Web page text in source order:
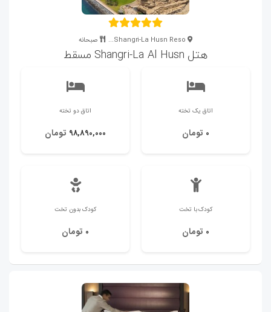
صبحانه
هتل Shangri-La Al Husn مسقط
اتاق یک تخته
0 تومان
اتاق دو تخته
98,890,000 تومان
کودک با تخت
0 تومان
کودک بدون تخت
0 تومان